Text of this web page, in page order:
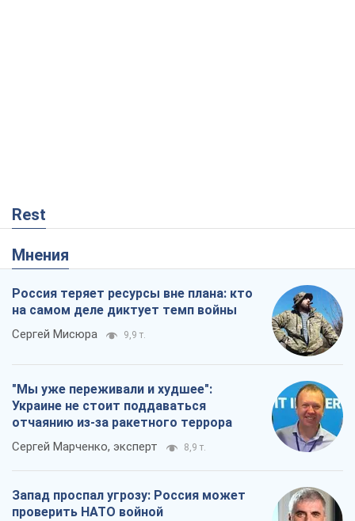
Rest
Мнения
Россия теряет ресурсы вне плана: кто
на самом деле диктует темп войны
Сергей Мисюра 9,9 т.
"Мы уже переживали и худшее":
Украине не стоит поддаваться
отчаянию из-за ракетного террора
Сергей Марченко, эксперт 8,9 т.
Запад проспал угрозу: Россия может
проверить НАТО войной